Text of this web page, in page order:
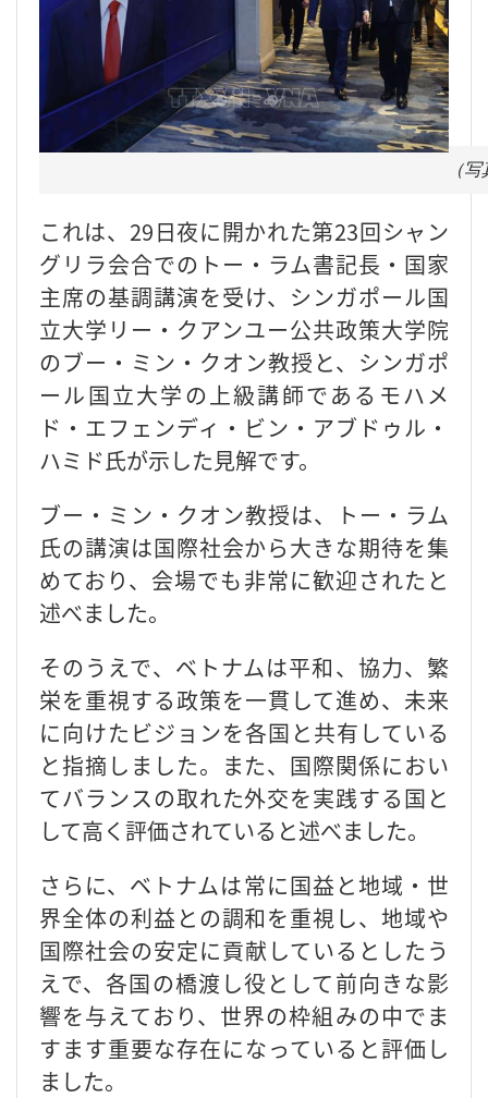
（
これは、29日夜に開かれた第23回シャン
グリラ会合でのトー・ラム書記長・国家
主席の基調講演を受け、シンガポール国
立大学リー・クアンユー公共政策大学院
のブー・ミン・クオン教授と、シンガポ
ール国立大学の上級講師であるモハメ
ド・エフェンディ・ビン・アブドゥル・
ハミド氏が示した見解です。
ブー・ミン・クオン教授は、トー・ラム
氏の講演は国際社会から大きな期待を集
めており、会場でも非常に歓迎されたと
述べました。
そのうえで、ベトナムは平和、協力、繁
栄を重視する政策を一貫して進め、未来
に向けたビジョンを各国と共有している
と指摘しました。また、国際関係におい
てバランスの取れた外交を実践する国と
して高く評価されていると述べました。
さらに、ベトナムは常に国益と地域・世
界全体の利益との調和を重視し、地域や
国際社会の安定に貢献しているとしたう
えで、各国の橋渡し役として前向きな影
響を与えており、世界の枠組みの中でま
すます重要な存在になっていると評価し
ました。